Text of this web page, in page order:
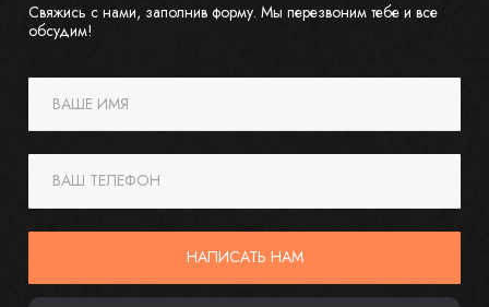
Свяжись с нами, заполнив форму. Мы перезвоним тебе и все
обсудим!
ВАШЕ ИМЯ
ВАШ ТЕЛЕФОН
НАПИСАТЬ НАМ